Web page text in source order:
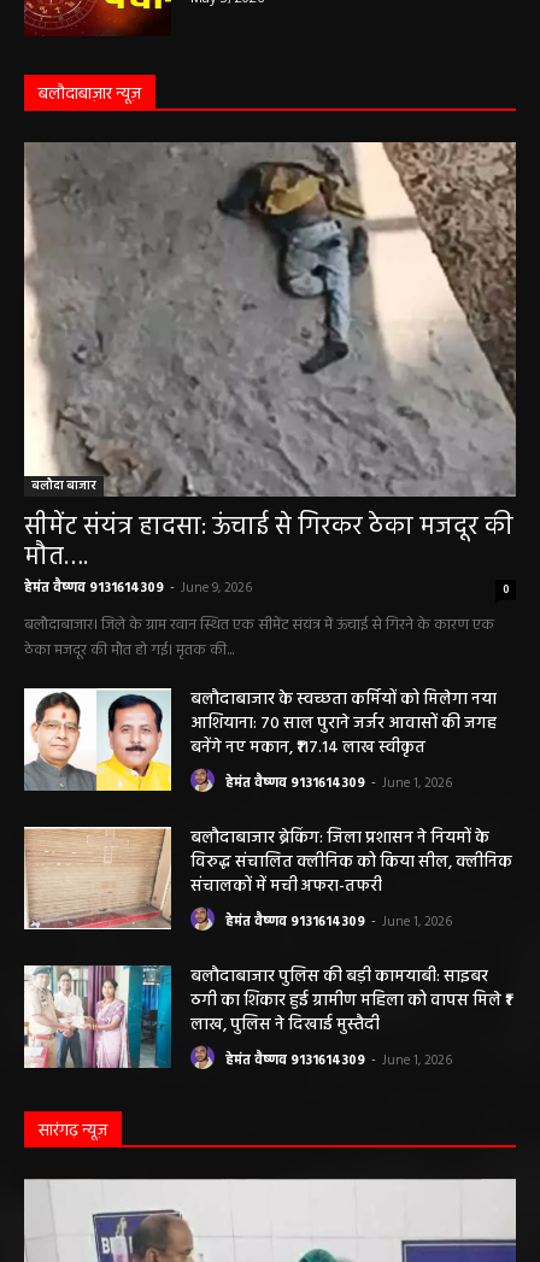
बलौदाबाज़ार न्यूज़
बलौदा बाजार
सीमेंट संयंत्र हादसा: ऊंचाई से गिरकर ठेका मजदूर की
मौत….
हेमंत वैष्णव 9131614309 June 9, 2026 0
बलौदाबाजार। जिले के ग्राम रवान स्थित एक सीमेंट संयंत्र में ऊंचाई से गिरने के कारण एक
ठेका मजदूर की मौत हो गई। मृतक की...
बलौदाबाजार के स्वच्छता कर्मियों को मिलेगा नया
आशियाना: 70 साल पुराने जर्जर आवासों की जगह
बनेंगे नए मकान, ₹117.14 लाख स्वीकृत
हेमंत वैष्णव 9131614309 June 1, 2026
बलौदाबाजार ब्रेकिंग: जिला प्रशासन ने नियमों के
विरुद्ध संचालित क्लीनिक को किया सील, क्लीनिक
संचालकों में मची अफरा-तफरी
हेमंत वैष्णव 9131614309 June 1, 2026
बलौदाबाजार पुलिस की बड़ी कामयाबी: साइबर
ठगी का शिकार हुई ग्रामीण महिला को वापस मिले ₹1
लाख, पुलिस ने दिखाई मुस्तैदी
हेमंत वैष्णव 9131614309 June 1, 2026
सारंगढ़ न्यूज़